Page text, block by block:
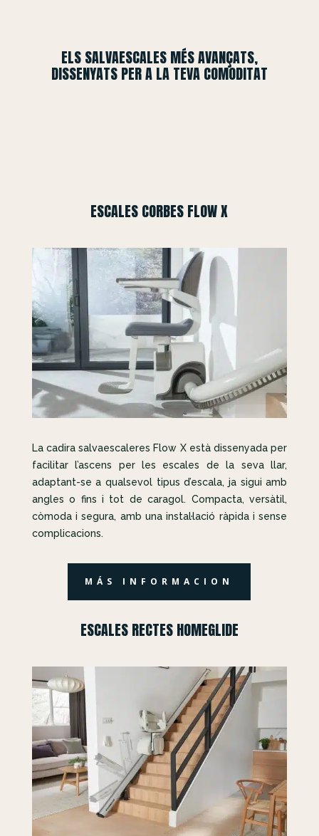
ELS SALVAESCALES MÉS AVANÇATS,
DISSENYATS PER A LA TEVA COMODITAT
ESCALES CORBES FLOW X
La cadira salvaescaleres Flow X està dissenyada per
facilitar l’ascens per les escales de la seva llar,
adaptant-se a qualsevol tipus d’escala, ja sigui amb
angles o fins i tot de caragol. Compacta, versàtil,
còmoda i segura, amb una instal·lació ràpida i sense
complicacions.
MÁS INFORMACION
ESCALES RECTES HOMEGLIDE